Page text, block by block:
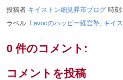
投稿者 キイストン細見昇市ブログ 時刻:
ラベル: Lavocのハッピー経営塾, キイ
0 件のコメント:
コメントを投稿